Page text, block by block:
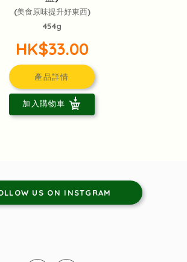
(美食原味提升好東西)
454g
HK$33.00
產品詳情
加入購物車
US ON INSTGRAM